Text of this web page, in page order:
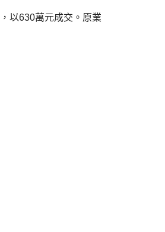
以630萬元成交。原業